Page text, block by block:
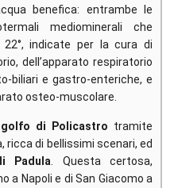
benefica: entrambe le
mediominerali che
indicate per la cura di
dell’apparato respiratorio
biliari e gastro-enteriche, e
osteo-muscolare.
golfo di Policastro tramite
ricca di bellissimi scenari, ed
Padula . Questa certosa,
a Napoli e di San Giacomo a